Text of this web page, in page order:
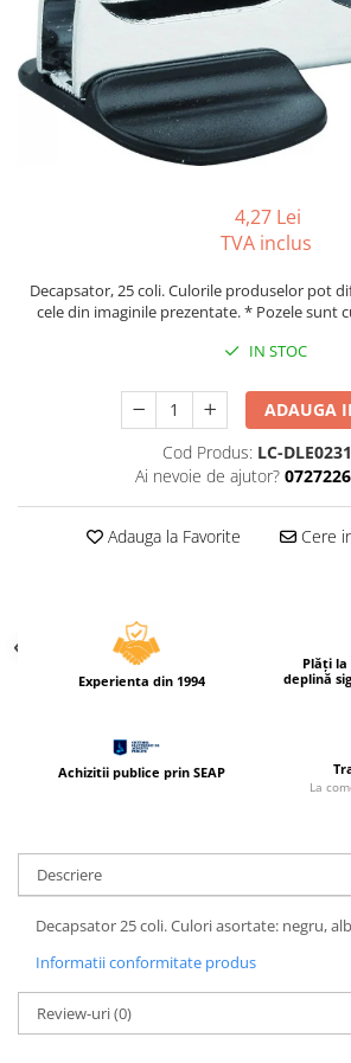
Tipizate offset
Tipizate offset personalizate
Registre
Rezerva cub notes
Indigo si hartie carbon
Produse si rechizite scolare
Caiete si produse din hartie
Caiete si blocuri pentru desen
Caiete incepatori Tip I, II, III
Caiete speciale
Hartie creponata
Hartie glacee
Etichete scolare
Acuarele, guase, tempera si
pensule
Creioane cerate
Creioane colorate
Creioane mecanice si rezerve
Cerneala si rezerva pentru stilou
Stilouri
4,27 Lei
TVA inclus
Decapsator, 25 coli. Culorile produselor pot
cele din imaginile prezentate. * Pozele sunt
IN STOC
ADAUGA
Cod Produs: LC-DLE0231
Ai nevoie de ajutor?
Adauga la Favorite Cere
Experienta din 1994
Plăți
deplină
Achizitii publice prin SEAP
La
Descriere
Decapsator 25 coli. Culori asortate: negru,
Informatii conformitate produs
Review-uri(0)